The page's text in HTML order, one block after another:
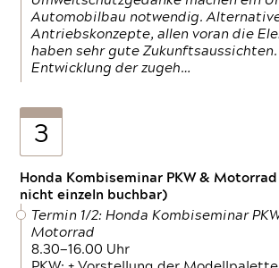
Automobilbau notwendig.
Antriebskonzepte, allen voran die
haben sehr gute
Entwicklung der zugeh…
3
Honda Kombiseminar PKW &
nicht einzeln buchbar)
Termin 1/2: Honda Kombiseminar
Motorrad
8.30—16.00 Uhr